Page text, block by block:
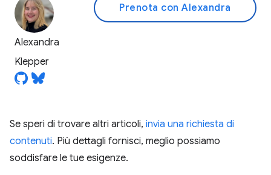
Alexandra
Klepper
Prenota con Alexandra
Se speri di trovare altri articoli, invia una richiesta di
contenuti. Più dettagli fornisci, meglio possiamo
soddisfare le tue esigenze.